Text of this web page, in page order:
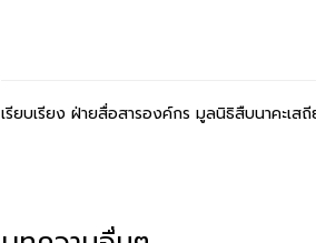
เรียบเรียง ฝ่ายสื่อสารองค์กร มูลนิธิสืบนาคะเสถี